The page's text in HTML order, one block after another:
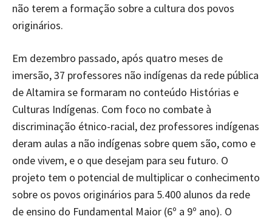
não terem a formação sobre a cultura dos povos
originários.
Em dezembro passado, após quatro meses de
imersão, 37 professores não indígenas da rede pública
de Altamira se formaram no conteúdo Histórias e
Culturas Indígenas. Com foco no combate à
discriminação étnico-racial, dez professores indígenas
deram aulas a não indígenas sobre quem são, como e
onde vivem, e o que desejam para seu futuro. O
projeto tem o potencial de multiplicar o conhecimento
sobre os povos originários para 5.400 alunos da rede
de ensino do Fundamental Maior (6º a 9º ano). O